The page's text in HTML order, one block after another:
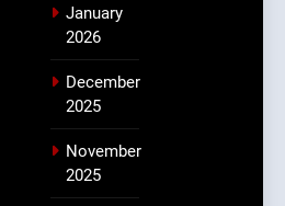
January
2026
December
2025
November
2025